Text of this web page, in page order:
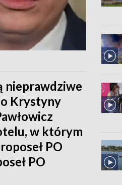
nieprawdziwe
Krystyny
w którym
PO
PO